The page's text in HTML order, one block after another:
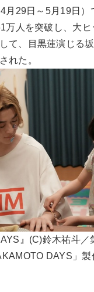
月29日～5月19日）
万人を突破し、大
て、目黒蓮演じる
れた。
』(C)鈴木祐斗
DAYS」製